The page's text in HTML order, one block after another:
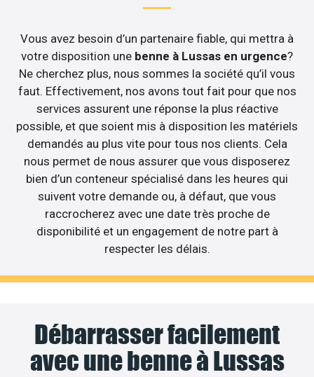
Vous avez besoin d’un partenaire fiable, qui mettra à
votre disposition une benne à Lussas en urgence?
Ne cherchez plus, nous sommes la société qu’il vous
faut. Effectivement, nos avons tout fait pour que nos
services assurent une réponse la plus réactive
possible, et que soient mis à disposition les matériels
demandés au plus vite pour tous nos clients. Cela
nous permet de nous assurer que vous disposerez
bien d’un conteneur spécialisé dans les heures qui
suivent votre demande ou, à défaut, que vous
raccrocherez avec une date très proche de
disponibilité et un engagement de notre part à
respecter les délais.
Débarrasser facilement
avec une benne à Lussas